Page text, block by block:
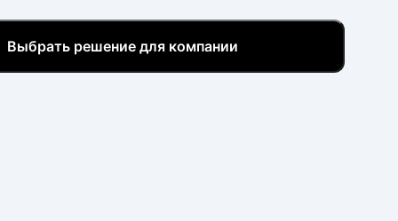
Выбрать решение для компании